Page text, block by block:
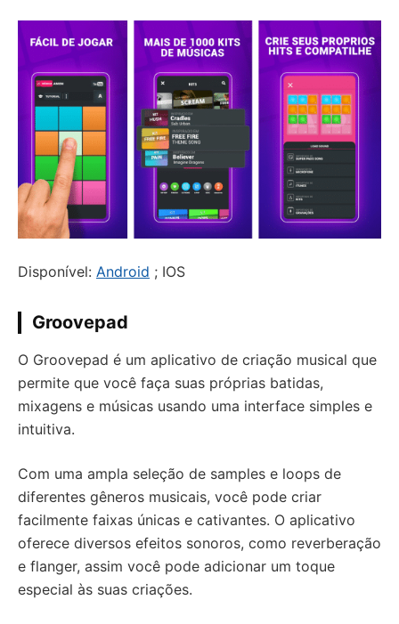
Disponível: Android ; IOS
Groovepad
O Groovepad é um aplicativo de criação musical que
permite que você faça suas próprias batidas,
mixagens e músicas usando uma interface simples e
intuitiva.
Com uma ampla seleção de samples e loops de
diferentes gêneros musicais, você pode criar
facilmente faixas únicas e cativantes. O aplicativo
oferece diversos efeitos sonoros, como reverberação
e flanger, assim você pode adicionar um toque
especial às suas criações.